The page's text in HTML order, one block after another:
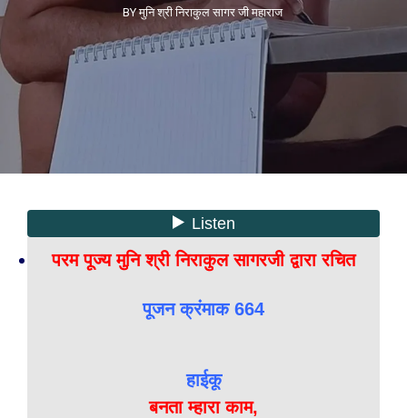
BY मुनि श्री निराकुल सागर जी महाराज
परम पूज्य मुनि श्री निराकुल सागरजी द्वारा रचित
पूजन क्रंमाक 664
हाईकू
बनता म्हारा काम,